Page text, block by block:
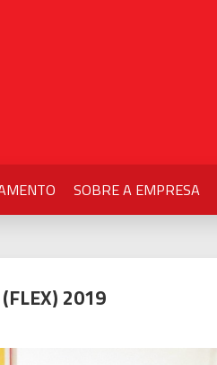
SOBRE A EMPRESA
2019